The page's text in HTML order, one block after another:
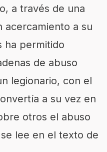
a través de una
acercamiento a su
ha permitido
de abuso
legionario, con el
a su vez en
otros el abuso
lee en el texto de